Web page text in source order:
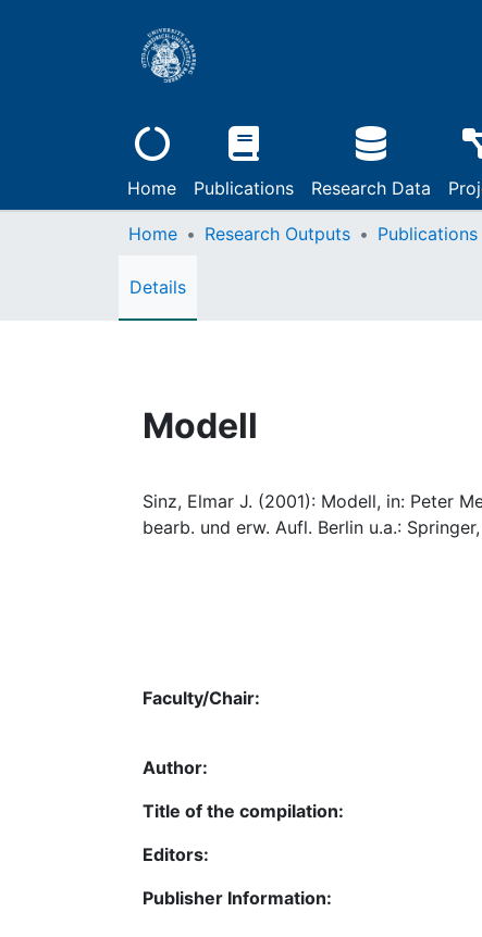
Home Publications Research Data
Home Research Outputs Publications
Details
Modell
Sinz, Elmar J. (2001): Modell, in: Peter
bearb. und erw. Aufl. Berlin u.a.: Springer,
Faculty/Chair:
Author:
Title of the compilation:
Editors:
Publisher Information: